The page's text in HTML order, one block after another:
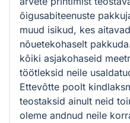
õigusabiteenuste
muud isikud, kes
nõuetekohaselt
kõiki asjakohaseid
töötleksid neile
Ettevõtte poolt
teostaksid ainult neid
oleme andnud neile